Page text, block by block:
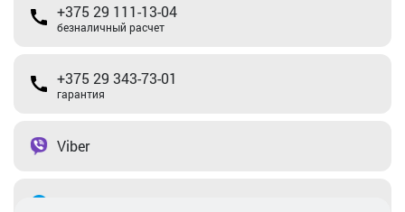
+375 29 111-13-04
безналичный расчет
+375 29 343-73-01
гарантия
Viber